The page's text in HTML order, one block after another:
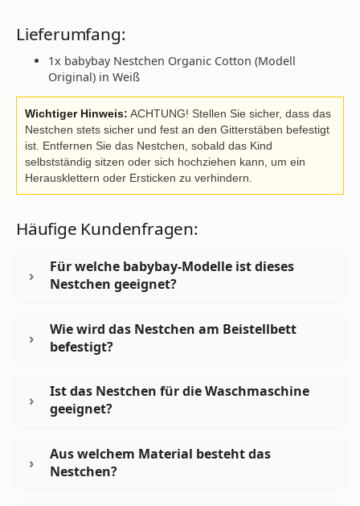
Lieferumfang:
1x babybay Nestchen Organic Cotton (Modell
Original) in Weiß
Wichtiger Hinweis: ACHTUNG! Stellen Sie sicher, dass das
Nestchen stets sicher und fest an den Gitterstäben befestigt
ist. Entfernen Sie das Nestchen, sobald das Kind
selbstständig sitzen oder sich hochziehen kann, um ein
Herausklettern oder Ersticken zu verhindern.
Häufige Kundenfragen:
Für welche babybay-Modelle ist dieses
Nestchen geeignet?
Wie wird das Nestchen am Beistellbett
befestigt?
Ist das Nestchen für die Waschmaschine
geeignet?
Aus welchem Material besteht das
Nestchen?